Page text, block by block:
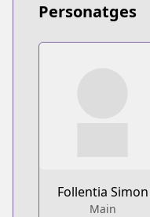
Personatges
Follentia Simon
Main